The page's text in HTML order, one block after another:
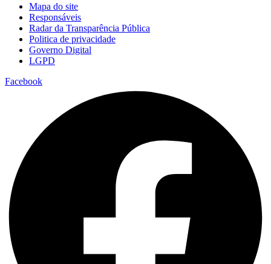
Mapa do site
Responsáveis
Radar da Transparência Pública
Politica de privacidade
Governo Digital
LGPD
Facebook